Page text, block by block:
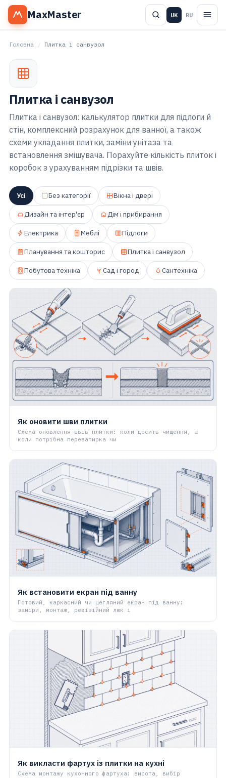
MaxMaster UK RU
Головна / Плитка і санвузол
Плитка і санвузол
Плитка і санвузол: калькулятор плитки для підлоги й
стін, комплексний розрахунок для ванної, а також
схеми укладання плитки, заміни унітаза та
встановлення змішувача. Порахуйте кількість плиток і
коробок з урахуванням підрізки та швів.
Усі Без категорії Вікна і двері
Дизайн та інтер'єр Дім і прибирання
Електрика Меблі Підлоги
Планування та кошторис Плитка і санвузол
Побутова техніка Сад і город Сантехніка
Як оновити шви плитки
Схема оновлення швів плитки: коли досить чищення, а
коли потрібна перезатирка чи
Як встановити екран під ванну
Готовий, каркасний чи цегляний екран під ванну:
заміри, монтаж, ревізійний люк і
Як викласти фартух із плитки на кухні
Схема монтажу кухонного фартуха: висота, вибір